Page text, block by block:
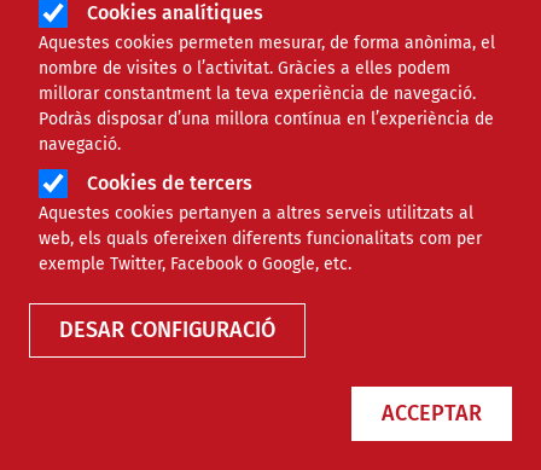
Cookies analítiques
Aquestes cookies permeten mesurar, de forma anònima, el
nombre de visites o l’activitat. Gràcies a elles podem
millorar constantment la teva experiència de navegació.
Podràs disposar d’una millora contínua en l’experiència de
navegació.
Cookies de tercers
Aquestes cookies pertanyen a altres serveis utilitzats al
web, els quals ofereixen diferents funcionalitats com per
exemple Twitter, Facebook o Google, etc.
DESAR CONFIGURACIÓ
ACCEPTAR